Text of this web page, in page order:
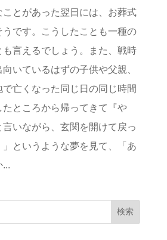
とがあった翌日には、お葬式
です。こうしたことも一種の
も言えるでしょう。また、戦時
いているはずの子供や父親、
で亡くなった同じ日の同じ時間
ところから帰ってきて『や
言いながら、玄関を開けて戻っ
というような夢を見て、「あ
...
検索